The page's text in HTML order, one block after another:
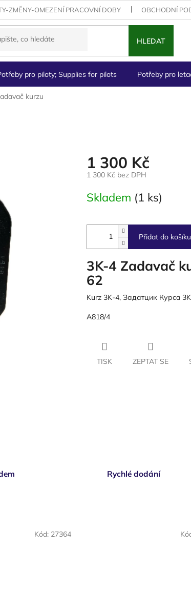
ZMĚNY-OMEZENÍ PRACOVNÍ DOBY OBCHODNÍ
HLEDAT
pro piloty; Supplies for pilots Potřeby pro
kurzu
1 300 Kč
1 300 Kč bez DPH
cena:
Skladem (1 ks)
Přidat do košíku
3K-4 Zadavač
62
Kurz 3K-4, Задатцик Курсa
A818/4
TISK ZEPTAT SE
Rychlé dodání
Kód: 27364